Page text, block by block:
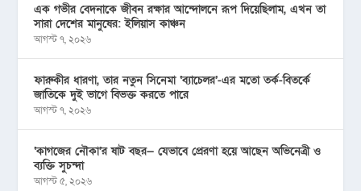
এক গভীর বেদনাকে জীবন রক্ষার আন্দোলনে রূপ দিয়েছিলাম, এখন তা
সারা দেশের মানুষের: ইলিয়াস কাঞ্চন
আগস্ট ৭, ২০২৬
ফারুকীর ধারণা, তার নতুন সিনেমা ‘ব্যাচেলর’-এর মতো তর্ক-বিতর্কে
জাতিকে দুই ভাগে বিভক্ত করতে পারে
আগস্ট ৭, ২০২৬
‘কাগজের নৌকা’র ষাট বছর— যেভাবে প্রেরণা হয়ে আছেন অভিনেত্রী ও
ব্যক্তি সুচন্দা
আগস্ট ৫, ২০২৬